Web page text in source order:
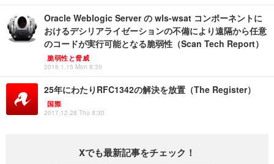
Oracle Weblogic Server の wls-wsat コンポーネントに
おけるデシリアライゼーションの不備により遠隔から任意
のコードが実行可能となる脆弱性（Scan Tech Report）
脆弱性と脅威
2018.1.15 Mon 8:30
25年にわたりRFC1342の解決を放置（The Register）
国際
2017.12.28 Thu 8:30
Xでも最新記事をチェック！